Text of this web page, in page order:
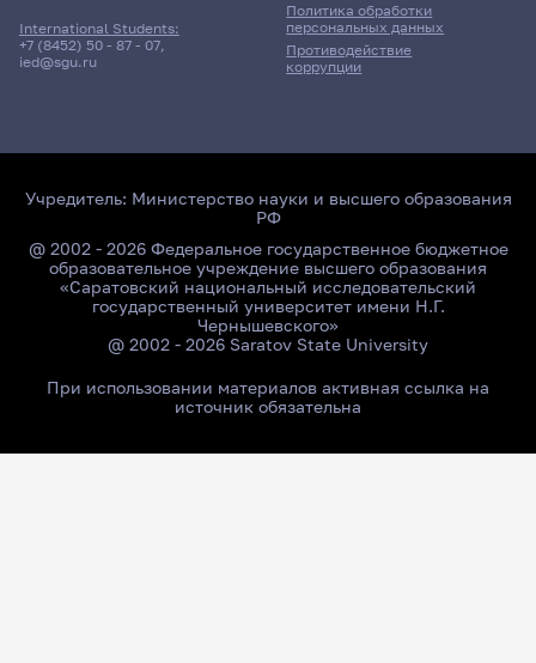
International Students:
+7 (8452) 50 - 87 - 07,
ied@sgu.ru
Политика обработки
персональных данных
Противодействие
коррупции
Учредитель: Министерство науки и высшего образования
РФ
@ 2002 - 2026 Федеральное государственное бюджетное
образовательное учреждение высшего образования
«Саратовский национальный исследовательский
государственный университет имени Н.Г.
Чернышевского»
@ 2002 - 2026 Saratov State University
При использовании материалов активная ссылка на
источник обязательна